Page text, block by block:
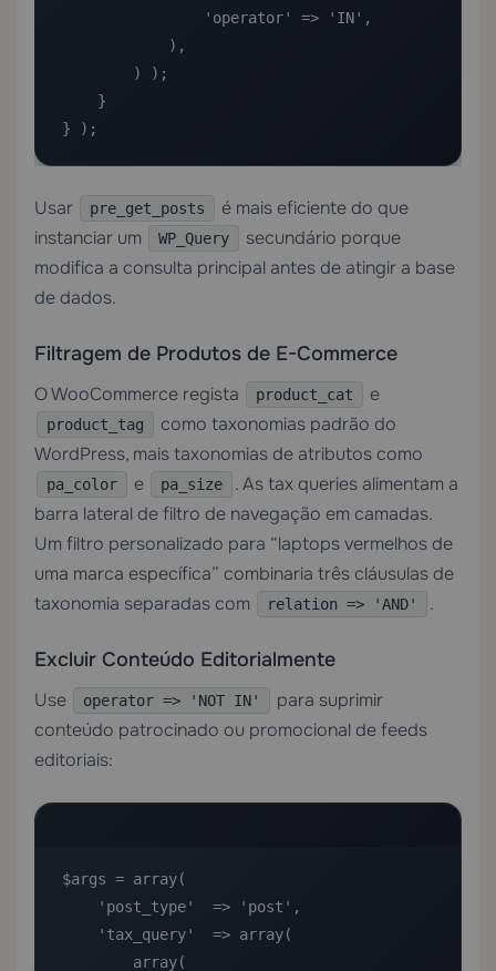
} );
Usar pre_get_posts
é mais eficiente do que
instanciar um
WP_Query
secundário porque
modifica a consulta principal antes de atingir a base
de dados.
Filtragem de Produtos de E-Commerce
O WooCommerce regista product_cat e
product_tag
como taxonomias padrão do
WordPress, mais taxonomias de atributos como
pa_color e pa_size
. As tax queries alimentam a
barra lateral de filtro de navegação em camadas.
Um filtro personalizado para “laptops vermelhos de
uma marca específica” combinaria três cláusulas de
taxonomia separadas com
relation => 'AND' .
Excluir Conteúdo Editorialmente
Use operator => 'NOT IN'
para suprimir
conteúdo patrocinado ou promocional de feeds
editoriais:
$args = array(